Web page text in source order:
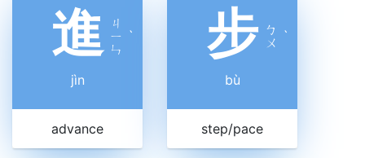
進 ㄐ
ㄧ
ㄣ
ˋ
jìn
advance
步 ㄅ
ㄨ ˋ
bù
step/pace